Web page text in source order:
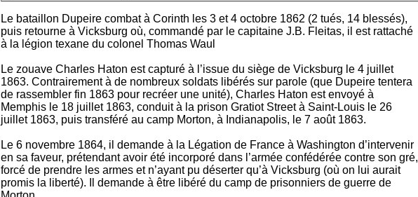
Le bataillon Dupeire combat à Corinth les 3 et 4 octobre 1862 (2 tués, 14 blessés),
puis retourne à Vicksburg où, commandé par le capitaine J.B. Fleitas, il est rattaché
à la légion texane du colonel Thomas Waul
Le zouave Charles Haton est capturé à l’issue du siège de Vicksburg le 4 juillet
1863. Contrairement à de nombreux soldats libérés sur parole (que Dupeire tentera
de rassembler fin 1863 pour recréer une unité), Charles Haton est envoyé à
Memphis le 18 juillet 1863, conduit à la prison Gratiot Street à Saint-Louis le 26
juillet 1863, puis transféré au camp Morton, à Indianapolis, le 7 août 1863.
Le 6 novembre 1864, il demande à la Légation de France à Washington d’intervenir
en sa faveur, prétendant avoir été incorporé dans l’armée confédérée contre son gré,
forcé de prendre les armes et n’ayant pu déserter qu’à Vicksburg (où on lui aurait
promis la liberté). Il demande à être libéré du camp de prisonniers de guerre de